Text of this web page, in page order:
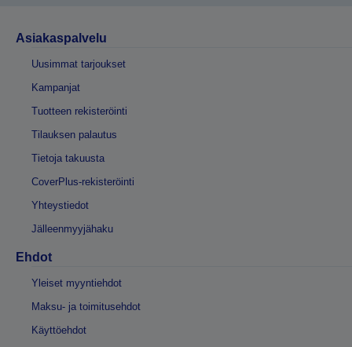
Asiakaspalvelu
Uusimmat tarjoukset
Kampanjat
Tuotteen rekisteröinti
Tilauksen palautus
Tietoja takuusta
CoverPlus-rekisteröinti
Yhteystiedot
Jälleenmyyjähaku
Ehdot
Yleiset myyntiehdot
Maksu- ja toimitusehdot
Käyttöehdot